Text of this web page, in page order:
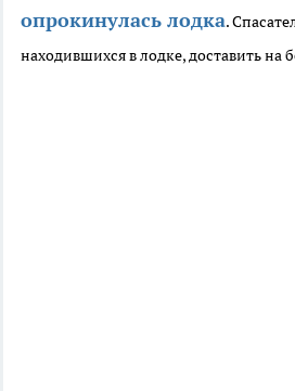
опрокинулась лодка.
находившихся в лодке, доставить на